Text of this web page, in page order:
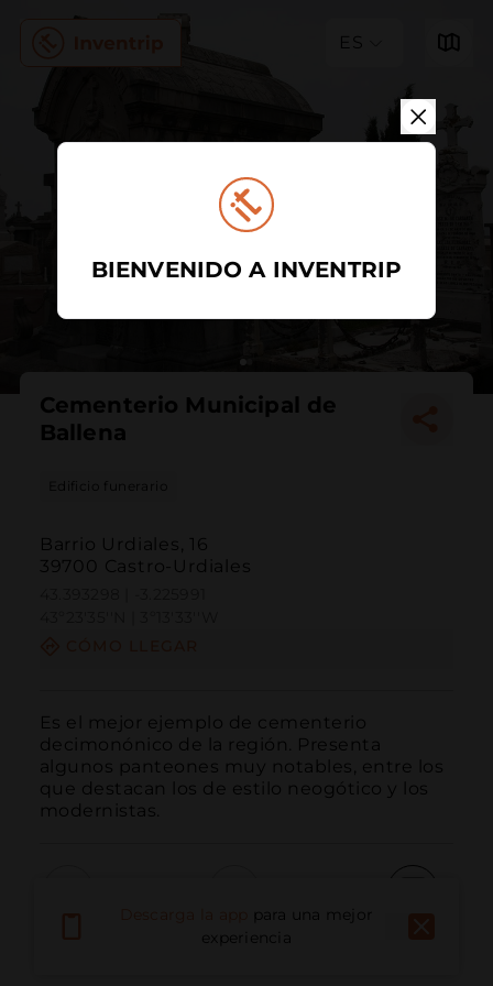
ES
Cementerio Municipal de
Ballena
Edificio funerario
Barrio Urdiales, 16
39700 Castro-Urdiales
Es el mejor ejemplo de cementerio
decimonónico de la región. Presenta
algunos panteones muy notables, entre los
que destacan los de estilo neogótico y los
modernistas.
Email
para una mejor
experiencia
BIENVENIDO A INVENTRIP